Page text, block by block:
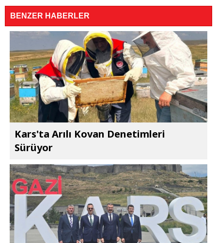
BENZER HABERLER
Kars'ta Arılı Kovan Denetimleri
Sürüyor